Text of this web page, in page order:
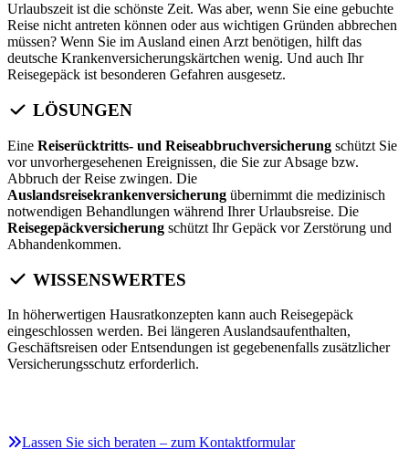
Urlaubszeit ist die schönste Zeit. Was aber, wenn Sie eine gebuchte
Reise nicht antreten können oder aus wichtigen Gründen abbrechen
müssen? Wenn Sie im Ausland einen Arzt benötigen, hilft das
deutsche Krankenversicherungskärtchen wenig. Und auch Ihr
Reisegepäck ist besonderen Gefahren ausgesetz.
LÖSUNGEN
Eine Reiserücktritts- und Reiseabbruchversicherung schützt Sie
vor unvorhergesehenen Ereignissen, die Sie zur Absage bzw.
Abbruch der Reise zwingen. Die
Auslandsreisekrankenversicherung übernimmt die medizinisch
notwendigen Behandlungen während Ihrer Urlaubsreise. Die
Reisegepäckversicherung schützt Ihr Gepäck vor Zerstörung und
Abhandenkommen.
WISSENSWERTES
In höherwertigen Hausratkonzepten kann auch Reisegepäck
eingeschlossen werden. Bei längeren Auslandsaufenthalten,
Geschäftsreisen oder Entsendungen ist gegebenenfalls zusätzlicher
Versicherungsschutz erforderlich.
Lassen Sie sich beraten – zum Kontaktformular